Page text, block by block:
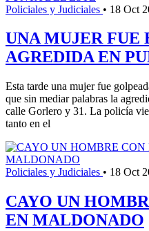
Policiales y Judiciales • 18 Oct
UNA MUJER FUE
AGREDIDA EN
Esta tarde una mujer fue
que sin mediar palabras la
calle Gorlero y 31. La policía
tanto en el
Policiales y Judiciales • 18 Oct
CAYO UN
EN MALDONADO